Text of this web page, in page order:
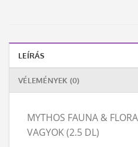
LEÍRÁS
VÉLEMÉNYEK (0)
MYTHOS FAUNA &
VAGYOK (2.5 DL)